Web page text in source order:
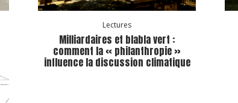
Lectures
Milliardaires et blabla vert :
comment la « philanthropie »
influence la discussion climatique